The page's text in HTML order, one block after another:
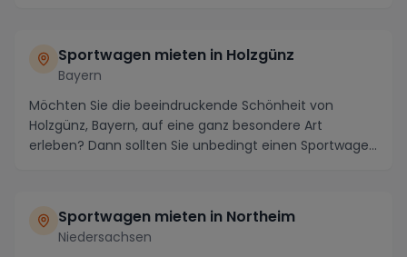
Sportwagen mieten in Holzgünz
Bayern
Möchten Sie die beeindruckende Schönheit von
Holzgünz, Bayern, auf eine ganz besondere Art
erleben? Dann sollten Sie unbedingt einen Sportwagen
Sportwagen mieten in Northeim
Niedersachsen